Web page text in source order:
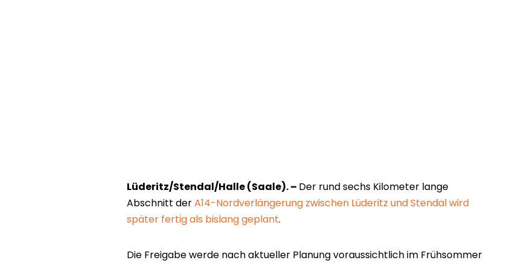
Lüderitz/Stendal/Halle (Saale). – Der rund sechs Kilometer lange
Abschnitt derA14-Nordverlängerung zwischen Lüderitz und Stendal wird
später fertig als bislang geplant.
Die Freigabe werde nach aktueller Planung voraussichtlich im Frühsommer